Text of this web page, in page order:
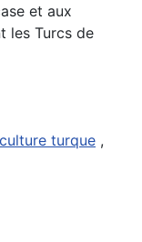
et aux
les Turcs de
turque ,